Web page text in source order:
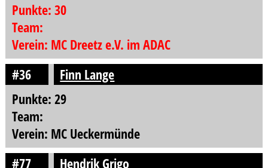
Punkte: 30
Team:
Verein: MC Dreetz e.V. im ADAC
#36
Finn Lange
Punkte: 29
Team:
Verein: MC Ueckermünde
#77
Hendrik Grigo